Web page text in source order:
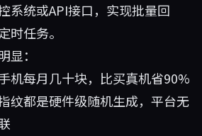
系统或API接口，实现批量回
时任务。
显：
机每月几十块，比买真机省90%
纹都是硬件级随机生成，平台无